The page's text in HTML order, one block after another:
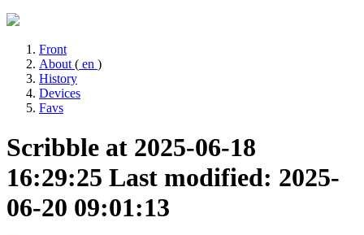
Front
About ( en )
History
Devices
Favs
Scribble at 2025-06-18
16:29:25 Last modified: 2025-
06-20 09:01:13